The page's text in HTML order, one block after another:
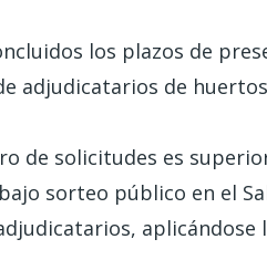
los plazos de
adjudicatarios de
de solicitudes es
sorteo público en el
aplicándose